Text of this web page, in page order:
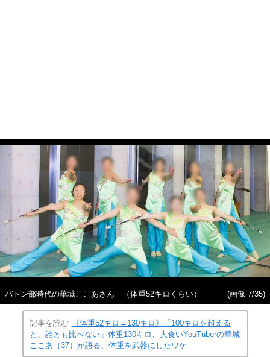
バトン部時代の華城ここあさん （体重52キロくらい） (画像 7/35)
記事を読む
《体重52キロ→130キロ》「100キロを超える
と、誰とも比べない」体重130キロ、大食いYouTuberの華城
ここあ（37）が語る、体重を武器にしたワケ